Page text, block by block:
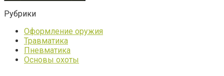
Рубрики
Оформление оружия
Травматика
Пневматика
Основы охоты